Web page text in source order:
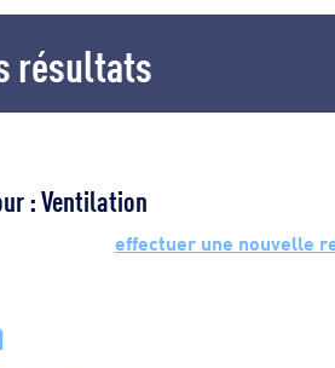
résultats
: Ventilation
effectuer une nouvelle